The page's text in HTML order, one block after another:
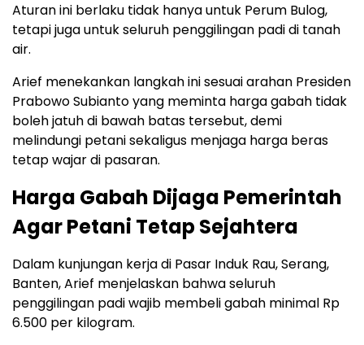
Aturan ini berlaku tidak hanya untuk Perum Bulog,
tetapi juga untuk seluruh penggilingan padi di tanah
air.
Arief menekankan langkah ini sesuai arahan Presiden
Prabowo Subianto yang meminta harga gabah tidak
boleh jatuh di bawah batas tersebut, demi
melindungi petani sekaligus menjaga harga beras
tetap wajar di pasaran.
Harga Gabah Dijaga Pemerintah
Agar Petani Tetap Sejahtera
Dalam kunjungan kerja di Pasar Induk Rau, Serang,
Banten, Arief menjelaskan bahwa seluruh
penggilingan padi wajib membeli gabah minimal Rp
6.500 per kilogram.